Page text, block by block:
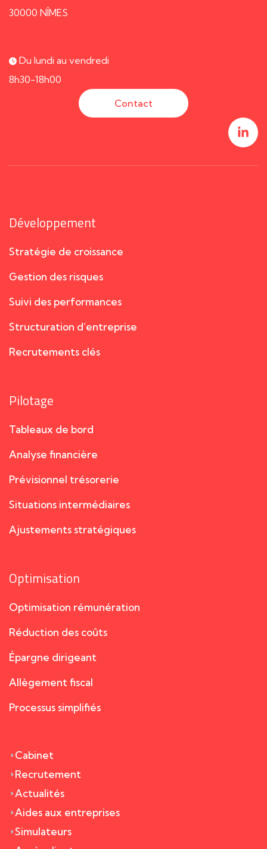
30000 NÎMES
Du lundi au vendredi
8h30-18h00
Contact
Développement
Stratégie de croissance
Gestion des risques
Suivi des performances
Structuration d’entreprise
Recrutements clés
Pilotage
Tableaux de bord
Analyse financière
Prévisionnel trésorerie
Situations intermédiaires
Ajustements stratégiques
Optimisation
Optimisation rémunération
Réduction des coûts
Épargne dirigeant
Allègement fiscal
Processus simplifiés
Cabinet
Recrutement
Actualités
Aides aux entreprises
Simulateurs